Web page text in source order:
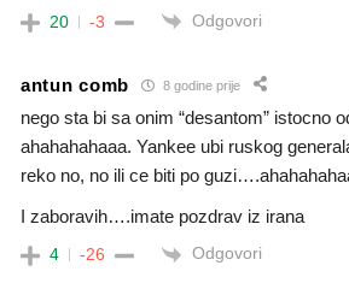
20 -3 Odgovori
antun comb 8 godine prije
nego sta bi sa onim “desantom” istocno
ahahahahaaa. Yankee ubi ruskog
reko no, no ili ce biti po
I zaboravih….imate pozdrav iz irana
4 -26 Odgovori